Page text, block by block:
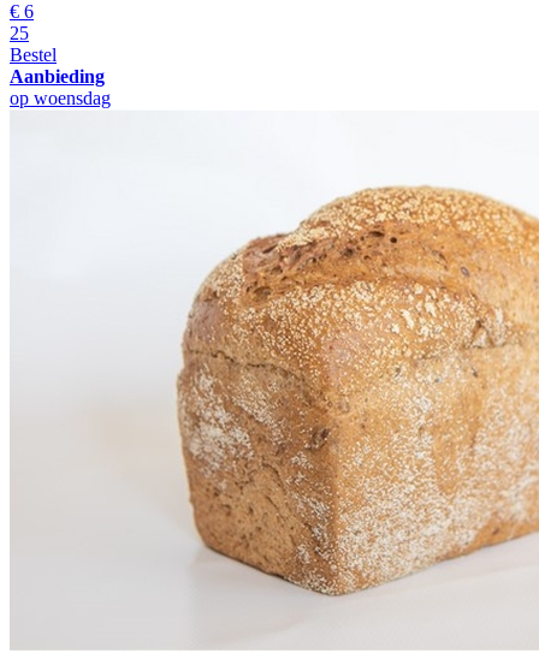
€ 6
25
Bestel
Aanbieding
op woensdag